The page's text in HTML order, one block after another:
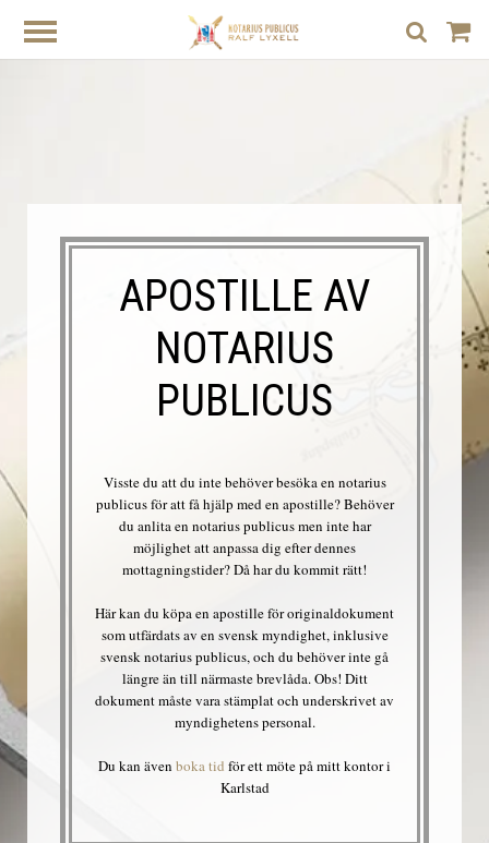
APOSTILLE AV
NOTARIUS
PUBLICUS
Visste du att du inte behöver besöka en notarius
publicus för att få hjälp med en apostille? Behöver
du anlita en notarius publicus men inte har
möjlighet att anpassa dig efter dennes
mottagningstider? Då har du kommit rätt!
Här kan du köpa en apostille för originaldokument
som utfärdats av en svensk myndighet, inklusive
svensk notarius publicus, och du behöver inte gå
längre än till närmaste brevlåda. Obs! Ditt
dokument måste vara stämplat och underskrivet av
myndighetens personal.
Du kan även boka tid för ett möte på mitt kontor i
Karlstad